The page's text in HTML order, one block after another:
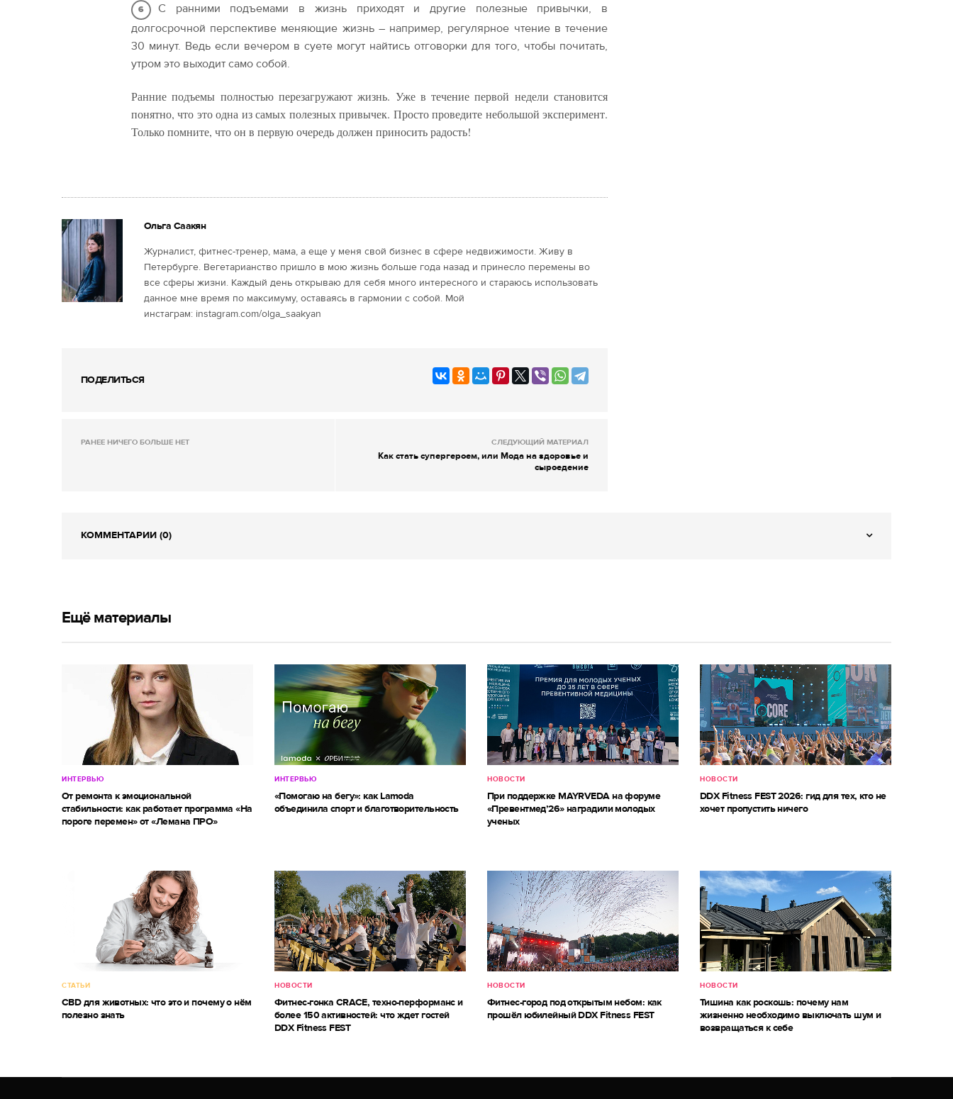
С ранними подъемами в жизнь приходят и другие полезные привычки, в
долгосрочной перспективе меняющие жизнь – например, регулярное чтение в течение
30 минут. Ведь если вечером в суете могут найтись отговорки для того, чтобы почитать,
утром это выходит само собой.
Ранние подъемы полностью перезагружают жизнь. Уже в течение первой недели становится
понятно, что это одна из самых полезных привычек. Просто проведите небольшой эксперимент.
Только помните, что он в первую очередь должен приносить радость!
Ольга Саакян
Журналист, фитнес-тренер, мама, а еще у меня свой бизнес в сфере недвижимости. Живу в
Петербурге. Вегетарианство пришло в мою жизнь больше года назад и принесло перемены во
все сферы жизни. Каждый день открываю для себя много интересного и стараюсь использовать
данное мне время по максимуму, оставаясь в гармонии с собой. Мой
инстаграм: instagram.com/olga_saakyan
ПОДЕЛИТЬСЯ
РАНЕЕ НИЧЕГО БОЛЬШЕ НЕТ СЛЕДУЮЩИЙ МАТЕРИАЛ
Как стать супергероем, или Мода на здоровье и
сыроедение
КОММЕНТАРИИ (0)
Ещё материалы
ИНТЕРВЬЮ
От ремонта к эмоциональной
стабильности: как работает программа «На
пороге перемен» от «Лемана ПРО»
ИНТЕРВЬЮ
«Помогаю на бегу»: как Lamoda
объединила спорт и благотворительность
НОВОСТИ
При поддержке MAYRVEDA на форуме
«Превентмед’26» наградили молодых
ученых
НОВОСТИ
DDX Fitness FEST 2026: гид для тех, кто не
хочет пропустить ничего
СТАТЬИ
CBD для животных: что это и почему о нём
полезно знать
НОВОСТИ
Фитнес-гонка CRACE, техно-перформанс и
более 150 активностей: что ждет гостей
DDX Fitness FEST
НОВОСТИ
Фитнес-город под открытым небом: как
прошёл юбилейный DDX Fitness FEST
НОВОСТИ
Тишина как роскошь: почему нам
жизненно необходимо выключать шум и
возвращаться к себе